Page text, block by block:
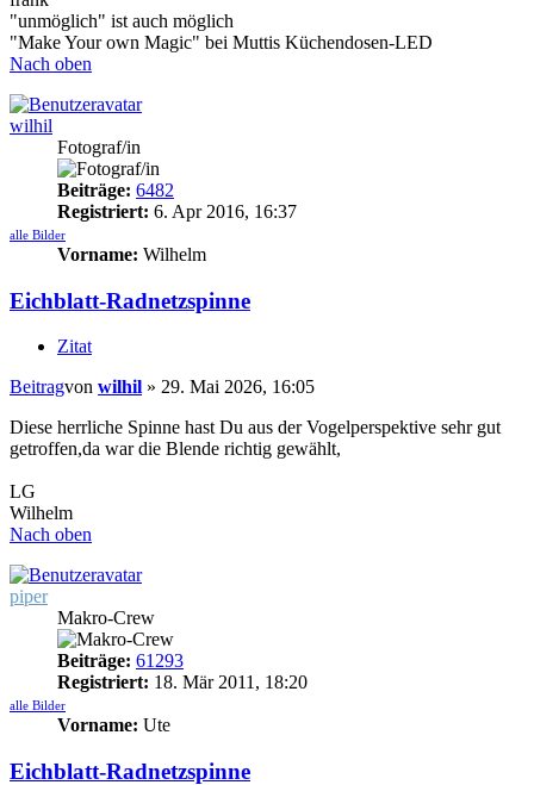
"unmöglich" ist auch möglich
"Make Your own Magic" bei Muttis Küchendosen-LED
Nach oben
wilhil
Fotograf/in
Beiträge: 6482
Registriert: 6. Apr 2016, 16:37
alle Bilder
Vorname: Wilhelm
Eichblatt-Radnetzspinne
Zitat
Beitragvon wilhil » 29. Mai 2026, 16:05
Diese herrliche Spinne hast Du aus der Vogelperspektive sehr gut
getroffen,da war die Blende richtig gewählt,
LG
Wilhelm
Nach oben
piper
Makro-Crew
Beiträge: 61293
Registriert: 18. Mär 2011, 18:20
alle Bilder
Vorname: Ute
Eichblatt-Radnetzspinne